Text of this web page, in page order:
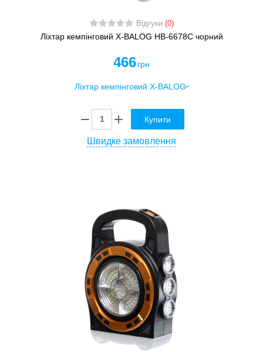
Відгуки (0)
Ліхтар кемпінговий X-BALOG HB-6678C чорний
466 грн
Купити
Швидке замовлення